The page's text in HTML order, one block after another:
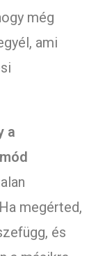
még
ami
a
megérted,
és